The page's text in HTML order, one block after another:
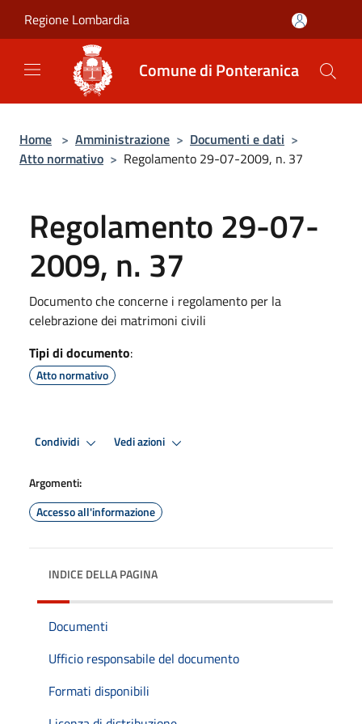
Regione Lombardia
Comune di Ponteranica
Home > Amministrazione > Documenti e dati >
Atto normativo > Regolamento 29-07-2009, n. 37
Regolamento 29-07-
2009, n. 37
Documento che concerne i regolamento per la
celebrazione dei matrimoni civili
Tipi di documento:
Atto normativo
Condividi Vedi azioni
Argomenti:
Accesso all'informazione
INDICE DELLA PAGINA
Documenti
Ufficio responsabile del documento
Formati disponibili